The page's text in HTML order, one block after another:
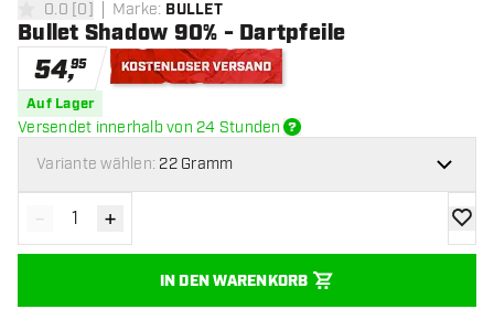
0 Bewertungssterne
0.0 [0] Marke: BULLET
Bullet Shadow 90% - Dartpfeile
54,95
Auf Lager
Versendet innerhalb von 24 Stunden
Variante wählen: 22 Gramm
Menge verringern
- Menge erhöhen
+
IN DEN WARENKORB
Zur